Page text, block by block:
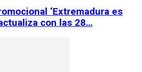
‘Extremadura es
con las 28…